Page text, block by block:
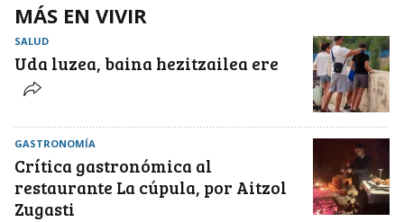
MÁS EN VIVIR
SALUD
Uda luzea, baina hezitzailea ere
GASTRONOMÍA
Crítica gastronómica al
restaurante La cúpula, por Aitzol
Zugasti